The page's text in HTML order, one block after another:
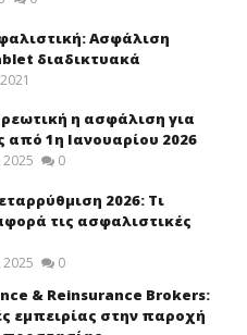
Ασφάλιση
διαδικτυακά
η ασφάλιση για
από 1η Ιανουαρίου 2026
0
2026: Τι
τις ασφαλιστικές
0
& Reinsurance Brokers:
εμπειρίας στην παροχή